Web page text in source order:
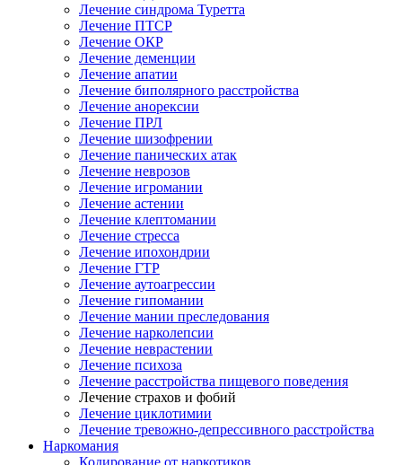
Лечение синдрома Туретта
Лечение ПТСР
Лечение ОКР
Лечение деменции
Лечение апатии
Лечение биполярного расстройства
Лечение анорексии
Лечение ПРЛ
Лечение шизофрении
Лечение панических атак
Лечение неврозов
Лечение игромании
Лечение астении
Лечение клептомании
Лечение стресса
Лечение ипохондрии
Лечение ГТР
Лечение аутоагрессии
Лечение гипомании
Лечение мании преследования
Лечение нарколепсии
Лечение неврастении
Лечение психоза
Лечение расстройства пищевого поведения
Лечение страхов и фобий
Лечение циклотимии
Лечение тревожно-депрессивного расстройства
Наркомания
Кодирование от наркотиков